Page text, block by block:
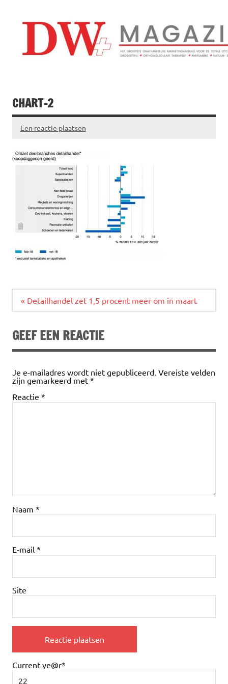
inhoud
CHART-2
Een reactie plaatsen
Bericht
« Detailhandel zet 1,5 procent meer om in maart
GEEF EEN REACTIE
Je e-mailadres wordt niet gepubliceerd. Vereiste velden
zijn gemarkeerd met *
Reactie *
Naam *
E-mail *
Site
Current ye@r*